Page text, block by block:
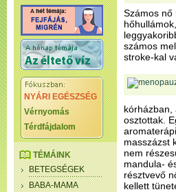
NYÁRI EGÉSZSÉG
Vérnyomás
Térdfájdalom
TÉMÁINK
BETEGSÉGEK
BABA-MAMA
Számos nő
számos
stroke-kal
kórházban,
osztottak.
masszázst
nem
mandula-
résztvevő
kellett